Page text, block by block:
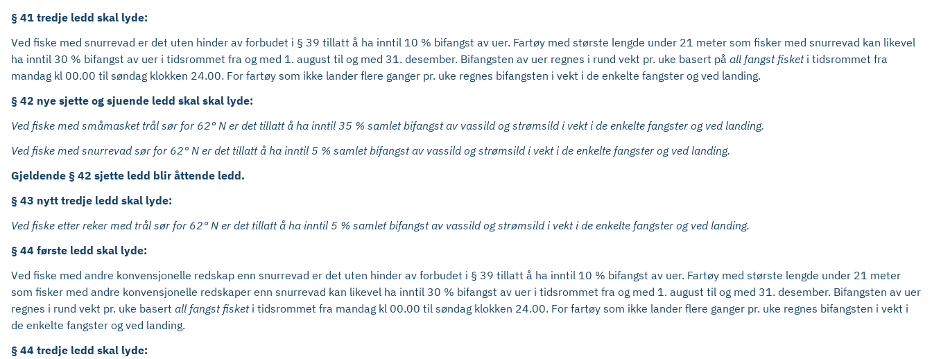
§ 41 tredje ledd skal lyde:
Ved fiske med snurrevad er det uten hinder av forbudet i § 39 tillatt å ha inntil 10 % bifangst av uer. Fartøy med største lengde under 21 meter som fisker med snurrevad kan likevel
ha inntil 30 % bifangst av uer i tidsrommet fra og med 1. august til og med 31. desember. Bifangsten av uer regnes i rund vekt pr. uke basert på all fangst fisketi tidsrommet fra
mandag kl 00.00 til søndag klokken 24.00. For fartøy som ikke lander flere ganger pr. uke regnes bifangsten i vekt i de enkelte fangster og ved landing.
§ 42 nye sjette og sjuende ledd skal skal lyde:
Ved fiske med småmasket trål sør for 62° N er det tillatt å ha inntil 35 % samlet bifangst av vassild og strømsild i vekt i de enkelte fangster og ved landing.
Ved fiske med snurrevad sør for 62° N er det tillatt å ha inntil 5 % samlet bifangst av vassild og strømsild i vekt i de enkelte fangster og ved landing.
Gjeldende § 42 sjette ledd blir åttende ledd.
§ 43 nytt tredje ledd skal lyde:
Ved fiske etter reker med trål sør for 62° N er det tillatt å ha inntil 5 % samlet bifangst av vassild og strømsild i vekt i de enkelte fangster og ved landing.
§ 44 første ledd skal lyde:
Ved fiske med andre konvensjonelle redskap enn snurrevad er det uten hinder av forbudet i § 39 tillatt å ha inntil 10 % bifangst av uer. Fartøy med største lengde under 21 meter
som fisker med andre konvensjonelle redskaper enn snurrevad kan likevel ha inntil 30 % bifangst av uer i tidsrommet fra og med 1. august til og med 31. desember. Bifangsten av uer
regnes i rund vekt pr. uke basert all fangst fisket i tidsrommet fra mandag kl 00.00 til søndag klokken 24.00. For fartøy som ikke lander flere ganger pr. uke regnes bifangsten i vekt i
de enkelte fangster og ved landing.
§ 44 tredje ledd skal lyde: